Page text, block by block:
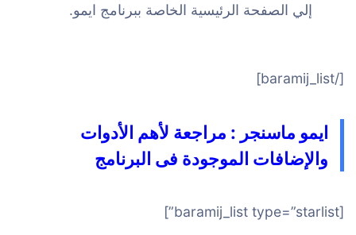
إلي الصفحة الرئيسية الخاصة ببرنامج ايمو.
[/baramij_list]
ايمو ماسنجر : مراجعة لأهم الأدوات
والإضافات الموجودة فى البرنامج
[baramij_list type=”starlist”]